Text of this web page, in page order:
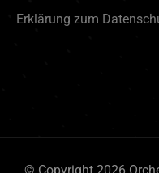
Erklärung zum